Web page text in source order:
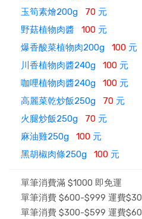
玉筍素燴200g 70 元
野菇植物肉醬 100 元
爆香酸菜植物肉200g 100 元
川香植物肉醬240g 100 元
咖哩植物肉醬240g 100 元
高麗菜乾炒飯250g 70 元
火腿炒飯250g 70 元
麻油雞250g 100 元
黑胡椒肉條250g 100 元
單筆消費滿 $1000 即免運
單筆消費 $600-$999 運費$30
單筆消費 $300-$599 運費$60